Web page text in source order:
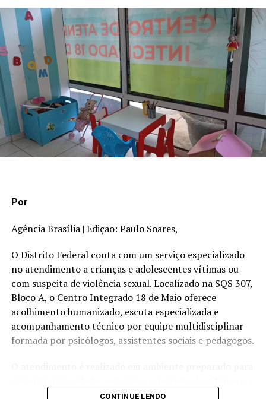
Por
Agência Brasília | Edição: Paulo Soares,
O Distrito Federal conta com um serviço especializado
no atendimento a crianças e adolescentes vítimas ou
com suspeita de violência sexual. Localizado na SQS 307,
Bloco A, o Centro Integrado 18 de Maio oferece
acolhimento humanizado, escuta especializada e
acompanhamento técnico por equipe multidisciplinar
formada por psicólogos, assistentes sociais e pedagogos.
seus familiares. Um dos principais diferenciais do serviço
CONTINUE LENDO